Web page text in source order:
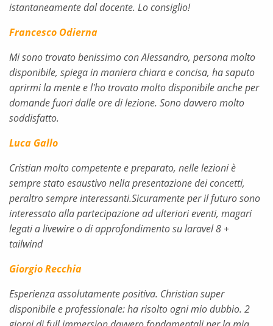
istantaneamente dal docente. Lo consiglio!
Francesco Odierna
Mi sono trovato benissimo con Alessandro, persona molto
disponibile, spiega in maniera chiara e concisa, ha saputo
aprirmi la mente e l'ho trovato molto disponibile anche per
domande fuori dalle ore di lezione. Sono davvero molto
soddisfatto.
Luca Gallo
Cristian molto competente e preparato, nelle lezioni è
sempre stato esaustivo nella presentazione dei concetti,
peraltro sempre interessanti.Sicuramente per il futuro sono
interessato alla partecipazione ad ulteriori eventi, magari
legati a livewire o di approfondimento su laravel 8 +
tailwind
Giorgio Recchia
Esperienza assolutamente positiva. Christian super
disponibile e professionale: ha risolto ogni mio dubbio. 2